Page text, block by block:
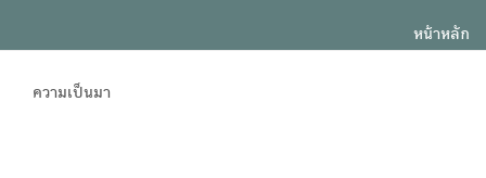
หน้าหลัก
ความเป็นมา